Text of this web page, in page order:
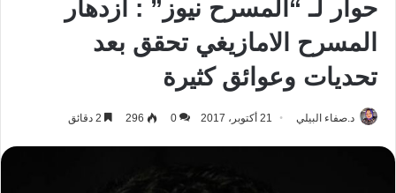
حوار لـ “المسرح نيوز” : ازدهار
المسرح الامازيغي تحقق بعد
تحديات وعوائق كثيرة
د.صفاء البيلي 21 أكتوبر، 2017 0
296